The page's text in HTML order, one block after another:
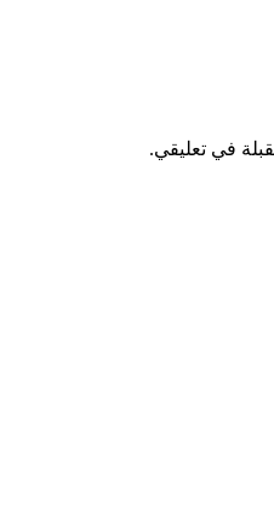
في تعليقي.